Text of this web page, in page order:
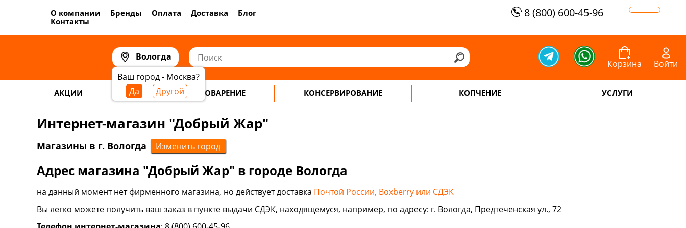
О компании Бренды Оплата Доставка
Блог
Контакты
8 (800) 600-45-96
Ваш город - Москва?
Да
Другой
Вологда
Корзина Войти
АКЦИИ САМОГОНОВАРЕНИЕ КОНСЕРВИРОВАНИЕ КОПЧЕНИЕ УСЛУГИ
Интернет-магазин "Добрый Жар"
Магазины в г. Вологда Изменить город
Адрес магазина "Добрый Жар" в городе Вологда
на данный момент нет фирменного магазина, но действует доставка Почтой России, Boxberry или СДЭК
Вы легко можете получить ваш заказ в пункте выдачи СДЭК, находящемуся, например, по адресу: г. Вологда, Предтеченская ул., 72